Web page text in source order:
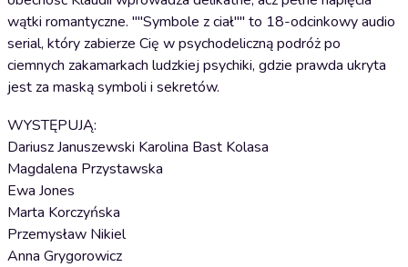
wątki romantyczne. ""Symbole z ciał"" to 18-odcinkowy audio
serial, który zabierze Cię w psychodeliczną podróż po
ciemnych zakamarkach ludzkiej psychiki, gdzie prawda ukryta
jest za maską symboli i sekretów.
WYSTĘPUJĄ:
Dariusz Januszewski Karolina Bast Kolasa
Magdalena Przystawska
Ewa Jones
Marta Korczyńska
Przemysław Nikiel
Anna Grygorowicz